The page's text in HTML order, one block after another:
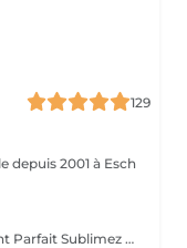
129
Épilation des Sourcils Dessin & Ajustement Parfait Sublimez votre regard grâce à une épilation précise et sur-mesure. Les sourcils sont dessinés et ajustés selon la forme naturelle de votre visage, pour un rendu harmonieux et élégant. Les bienfaits : Regard structuré et valorisé Forme des sourcils adaptée à votre morphologie Résultat net et durable Idéal pour un regard expressif et soigné, au quotidien ou pour une occasion spéciale.